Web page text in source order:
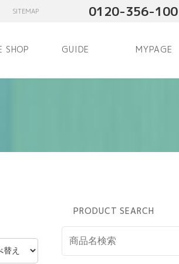
SITEMAP 0120-356-100
SHOP GUIDE MYPAGE
PRODUCT SEARCH